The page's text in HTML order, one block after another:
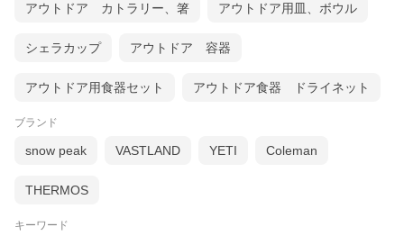
アウトドア カトラリー、箸 アウトドア用皿、ボウル
シェラカップ アウトドア 容器
アウトドア用食器セット アウトドア食器 ドライネット
ブランド
snow peak VASTLAND YETI Coleman
THERMOS
キーワード